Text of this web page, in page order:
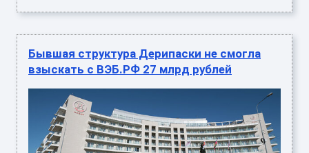
Бывшая структура Дерипаски не смогла
взыскать с ВЭБ.РФ 27 млрд рублей